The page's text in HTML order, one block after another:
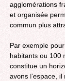
agglomérations
et organisée
commun plus
Par exemple
habitants ou 100
constitue un
avons l’espace,